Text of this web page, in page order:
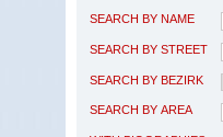
SEARCH BY NAME
SEARCH BY STREET
SEARCH BY BEZIRK
SEARCH BY AREA